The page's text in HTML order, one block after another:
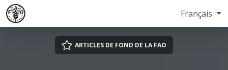
Français
ARTICLES DE FOND DE LA FAO